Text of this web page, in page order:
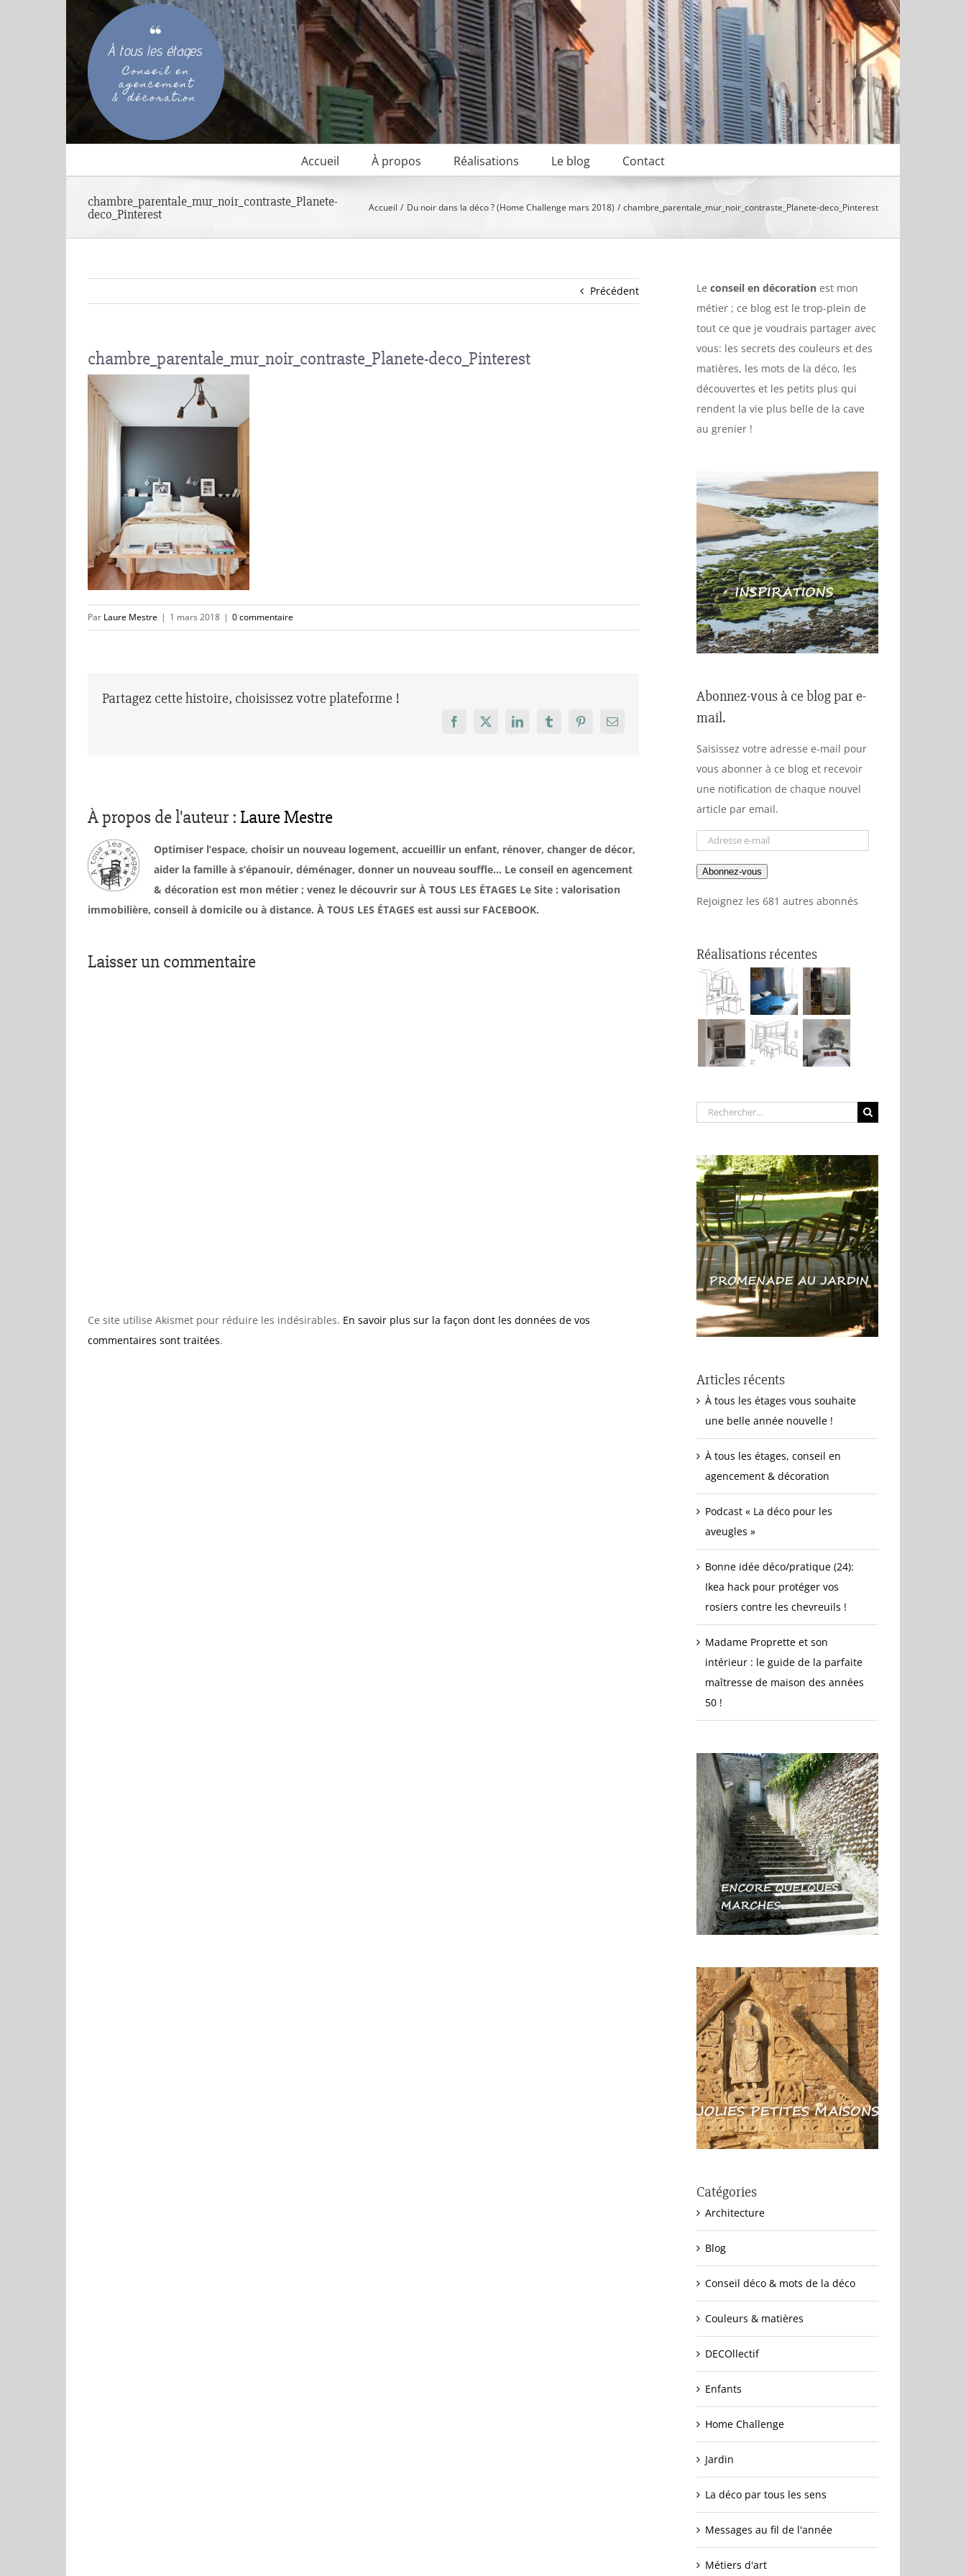
Accueil À propos Réalisations Le blog Contact
chambre_parentale_mur_noir_contraste_Planete-
deco_Pinterest
Accueil Du noir dans la déco ? (Home Challenge mars 2018) chambre_parentale_mur_noir_contraste_Planete-deco_Pinterest
Précédent
chambre_parentale_mur_noir_contraste_Planete-deco_Pinterest
Par Laure Mestre | 1 mars 2018 | 0 commentaire
Partagez cette histoire, choisissez votre plateforme !
Facebook
X LinkedInTumblrPinterestEmail
À propos de l'auteur : Laure Mestre
Optimiser l’espace, choisir un nouveau logement, accueillir un enfant, rénover, changer de décor,
aider la famille à s’épanouir, déménager, donner un nouveau souffle… Le conseil en agencement
& décoration est mon métier ; venez le découvrir sur À TOUS LES ÉTAGES Le Site : valorisation
immobilière, conseil à domicile ou à distance. À TOUS LES ÉTAGES est aussi sur FACEBOOK.
Laisser un commentaire
Ce site utilise Akismet pour réduire les indésirables. En savoir plus sur la façon dont les données de vos
commentaires sont traitées.
Le conseil en décoration est mon
métier ; ce blog est le trop-plein de
tout ce que je voudrais partager avec
vous: les secrets des couleurs et des
matières, les mots de la déco, les
découvertes et les petits plus qui
rendent la vie plus belle de la cave
au grenier !
Abonnez-vous à ce blog par e-
mail.
Saisissez votre adresse e-mail pour
vous abonner à ce blog et recevoir
une notification de chaque nouvel
article par email.
Adresse
mail
Abonnez-vous
Rejoignez les 681 autres abonnés
Réalisations récentes
Rechercher:
Articles récents
À tous les étages vous souhaite
une belle année nouvelle !
À tous les étages, conseil en
agencement & décoration
Podcast « La déco pour les
aveugles »
Bonne idée déco/pratique (24):
Ikea hack pour protéger vos
rosiers contre les chevreuils !
Madame Proprette et son
intérieur : le guide de la parfaite
maîtresse de maison des années
50 !
Catégories
Architecture
Blog
Conseil déco & mots de la déco
Couleurs & matières
DECOllectif
Enfants
Home Challenge
Jardin
La déco par tous les sens
Messages au fil de l'année
Métiers d'art